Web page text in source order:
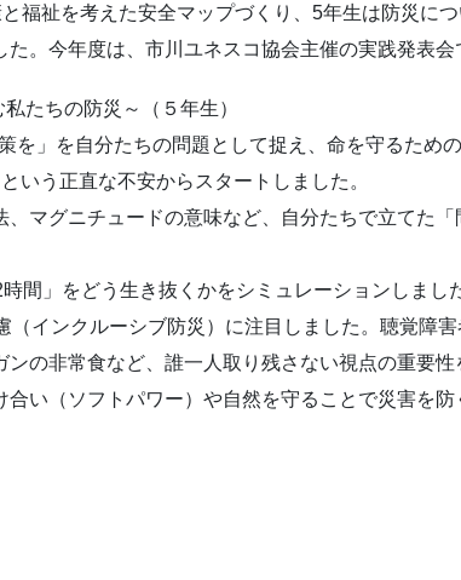
福祉を考えた安全マップづくり、5年生は防災に
。今年度は、市川ユネスコ協会主催の実践発表会
たちの防災～（５年生）
」を自分たちの問題として捉え、命を守るため
いう正直な不安からスタートしました。
マグニチュードの意味など、自分たちで立てた
間」をどう生き抜くかをシミュレーションしまし
インクルーシブ防災）に注目しました。聴覚障
の非常食など、誰一人取り残さない視点の重要
い（ソフトパワー）や自然を守ることで災害を